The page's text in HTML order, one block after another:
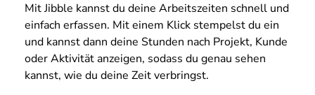
Mit Jibble kannst du deine Arbeitszeiten schnell und
einfach erfassen. Mit einem Klick stempelst du ein
und kannst dann deine Stunden nach Projekt, Kunde
oder Aktivität anzeigen, sodass du genau sehen
kannst, wie du deine Zeit verbringst.